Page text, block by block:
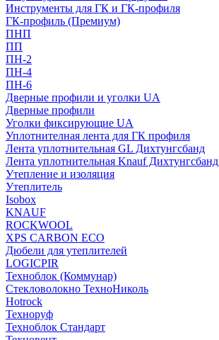
Инструменты для ГК и ГК-профиля
ГК-профиль (Премиум)
ПНП
ПП
ПН-2
ПН-4
ПН-6
Дверные профили и уголки UA
Дверные профили
Уголки фиксирующие UA
Уплотнителная лента для ГК профиля
Лента уплотнительная GL Дихтунгсбанд
Лента уплотнительная Knauf Дихтунгсбанд
Утепление и изоляция
Утеплитель
Isobox
KNAUF
ROCKWOOL
XPS CARBON ECO
Дюбели для утеплителей
LOGICPIR
Техноблок (Коммунар)
Стекловолокно ТехноНиколь
Hotrock
Технoруф
Техноблок Стандарт